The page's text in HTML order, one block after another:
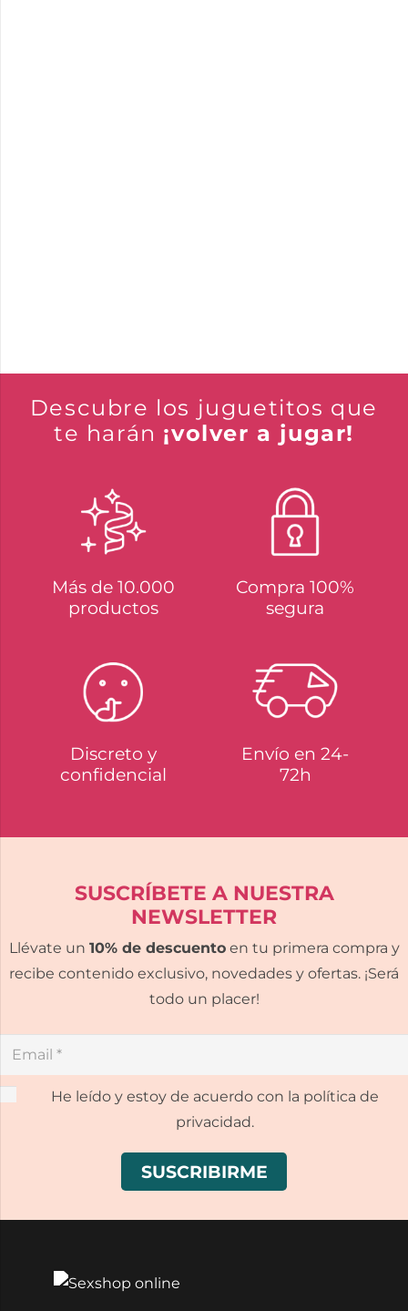
Descubre los juguetitos que
te harán ¡volver a jugar!
Más de 10.000
productos
Compra 100%
segura
Discreto y
confidencial
Envío en 24-
72h
SUSCRÍBETE A NUESTRA
NEWSLETTER
Llévate un 10% de descuentoen tu primera compra y
recibe contenido exclusivo, novedades y ofertas. ¡Será
todo un placer!
He leído y estoy de acuerdo con la política de
privacidad.